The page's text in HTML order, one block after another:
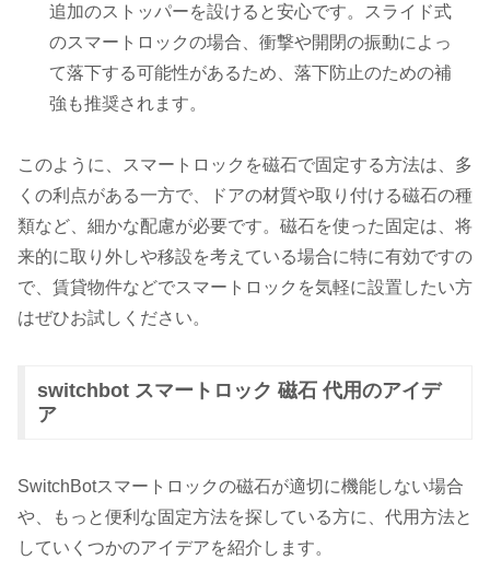
追加のストッパーを設けると安心です。スライド式
のスマートロックの場合、衝撃や開閉の振動によっ
て落下する可能性があるため、落下防止のための補
強も推奨されます。
このように、スマートロックを磁石で固定する方法は、多
くの利点がある一方で、ドアの材質や取り付ける磁石の種
類など、細かな配慮が必要です。磁石を使った固定は、将
来的に取り外しや移設を考えている場合に特に有効ですの
で、賃貸物件などでスマートロックを気軽に設置したい方
はぜひお試しください。
switchbot スマートロック 磁石 代用のアイデ
ア
SwitchBotスマートロックの磁石が適切に機能しない場合
や、もっと便利な固定方法を探している方に、代用方法と
していくつかのアイデアを紹介します。